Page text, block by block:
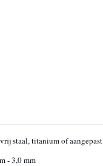
staal, titanium of aangepast
- 3,0 mm